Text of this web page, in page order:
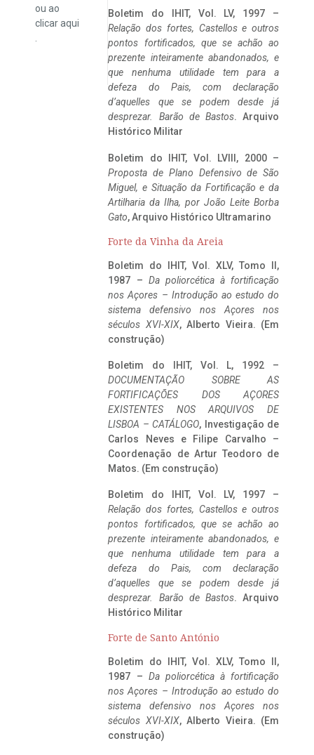
ou ao
clicaraqui
Boletim do IHIT, Vol. LV, 1997 –
Relação dos fortes, Castellos e outros
pontos fortificados, que se achão ao
prezente inteiramente abandonados, e
que nenhuma utilidade tem para a
defeza do Pais, com declaração
d’aquelles que se podem desde já
desprezar. Barão de Bastos. Arquivo
Histórico Militar
Boletim do IHIT, Vol. LVIII, 2000 –
Proposta de Plano Defensivo de São
Miguel, e Situação da Fortificação e da
Artilharia da Ilha, por João Leite Borba
Gato, Arquivo Histórico Ultramarino
Forte da Vinha da Areia
Boletim do IHIT, Vol. XLV, Tomo II,
1987 – Da poliorcética à fortificação
nos Açores – Introdução ao estudo do
sistema defensivo nos Açores nos
séculos XVI-XIX, Alberto Vieira. (Em
construção)
Boletim do IHIT, Vol. L, 1992 –
DOCUMENTAÇÃO SOBRE AS
FORTIFICAÇÕES DOS AÇORES
EXISTENTES NOS ARQUIVOS DE
LISBOA – CATÁLOGO, Investigação de
Carlos Neves e Filipe Carvalho –
Coordenação de Artur Teodoro de
Matos. (Em construção)
Boletim do IHIT, Vol. LV, 1997 –
Relação dos fortes, Castellos e outros
pontos fortificados, que se achão ao
prezente inteiramente abandonados, e
que nenhuma utilidade tem para a
defeza do Pais, com declaração
d’aquelles que se podem desde já
desprezar. Barão de Bastos. Arquivo
Histórico Militar
Forte de Santo António
Boletim do IHIT, Vol. XLV, Tomo II,
1987 – Da poliorcética à fortificação
nos Açores – Introdução ao estudo do
sistema defensivo nos Açores nos
séculos XVI-XIX, Alberto Vieira. (Em
construção)